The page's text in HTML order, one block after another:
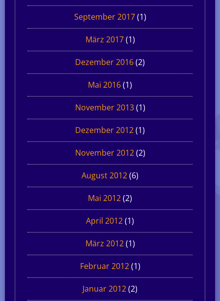
September 2017(1)
März 2017(1)
Dezember 2016(2)
Mai 2016(1)
November 2013(1)
Dezember 2012(1)
November 2012(2)
August 2012(6)
Mai 2012(2)
April 2012(1)
März 2012(1)
Februar 2012(1)
Januar 2012(2)